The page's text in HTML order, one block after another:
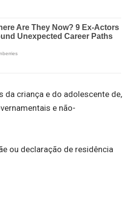
criança e do adolescente de,
e não-
ou declaração de residência